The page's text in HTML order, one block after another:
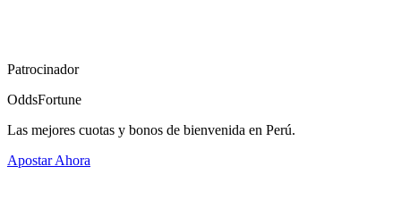
Patrocinador
OddsFortune
Las mejores cuotas y bonos de bienvenida en Perú.
Apostar Ahora